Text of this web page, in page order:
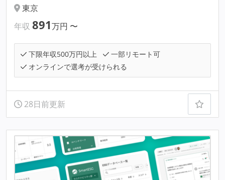
東京
年収 891万円 〜
下限年収500万円以上
一部リモート可
オンラインで選考が受けられる
28日前更新